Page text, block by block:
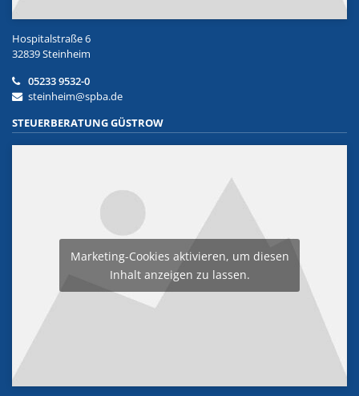
Hospitalstraße 6
32839 Steinheim
05233 9532-0
steinheim@spba.de
STEUERBERATUNG GÜSTROW
Marketing-Cookies aktivieren, um diesen
Inhalt anzeigen zu lassen.